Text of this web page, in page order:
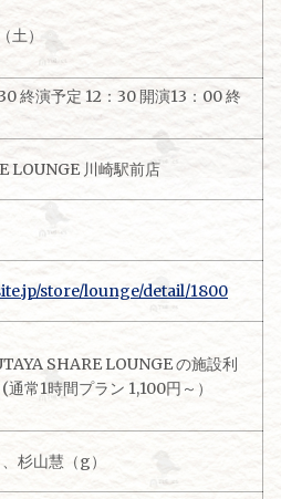
土）
終演予定 12：30 開演13：00 終
LOUNGE 川崎駅前店
store/lounge/detail/1800
SHARE LOUNGE の施設利
常1時間プラン 1,100円～）
杉山慧（g）